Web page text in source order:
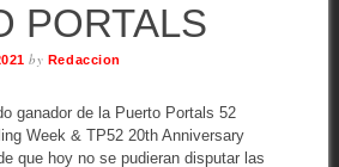
PORTALS
by Redaccion
ganador de la Puerto Portals 52
Week & TP52 20th Anniversary
que hoy no se pudieran disputar las